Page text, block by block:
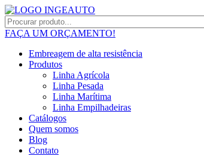
FAÇA UM ORÇAMENTO!
Embreagem de alta resistência
Produtos
Linha Agrícola
Linha Pesada
Linha Marítima
Linha Empilhadeiras
Catálogos
Quem somos
Blog
Contato